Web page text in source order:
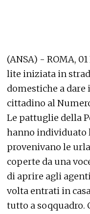
(ANSA) - ROMA,
lite iniziata in
domestiche a
cittadino al
Le pattuglie della
hanno individuato
provenivano le
coperte da una
di aprire agli
volta entrati in
tutto a soqquadro.